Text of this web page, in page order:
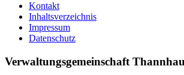
Kontakt
Inhaltsverzeichnis
Impressum
Datenschutz
Verwaltungsgemeinschaft